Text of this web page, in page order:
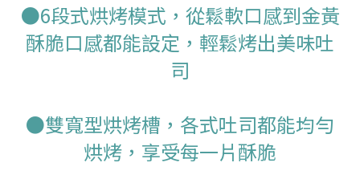
●6段式烘烤模式，從鬆軟口感到金黃
酥脆口感都能設定，輕鬆烤出美味吐
司
●雙寬型烘烤槽，各式吐司都能均勻
烘烤，享受每一片酥脆